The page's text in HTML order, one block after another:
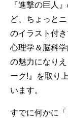
『進撃の巨人
ど、ちょっと
のイラスト付
心理学＆脳科学
の魅力になり
ーク!』を取り
います。
すでに何かに